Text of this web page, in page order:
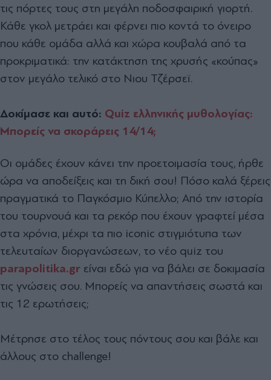
τις πόρτες τους στη μεγάλη ποδοσφαιρική γιορτή.
Κάθε γκολ μετράει και φέρνει πιο κοντά το όνειρο
που κάθε ομάδα αλλά και χώρα κουβαλά από τα
προκριματικά: την κατάκτηση της χρυσής «κούπας»
στον μεγάλο τελικό στο Νιου Τζέρσεϊ.
Δοκίμασε και αυτό: Quiz ελληνικής μυθολογίας:
Μπορείς να σκοράρεις 14/14;
Οι ομάδες έχουν κάνει την προετοιμασία τους, ήρθε
ώρα να αποδείξεις και τη δική σου! Πόσο καλά ξέρεις
πραγματικά το Παγκόσμιο Κύπελλο; Από την ιστορία
του τουρνουά και τα ρεκόρ που έχουν γραφτεί μέσα
στα χρόνια, μέχρι τα πιο iconic στιγμιότυπα των
τελευταίων διοργανώσεων, το νέο quiz του
parapolitika.gr είναι εδώ για να βάλει σε δοκιμασία
τις γνώσεις σου. Μπορείς να απαντήσεις σωστά και
τις 12 ερωτήσεις;
Μέτρησε στο τέλος τους πόντους σου και βάλε και
άλλους στο challenge!